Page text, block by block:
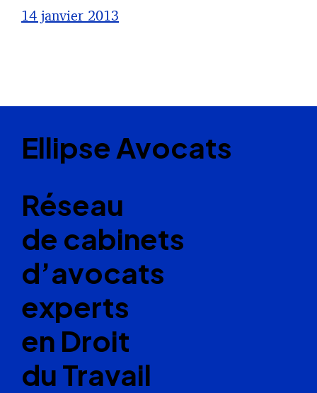
14 janvier 2013
Ellipse Avocats
Réseau
de cabinets
d’avocats
experts
en Droit
du Travail